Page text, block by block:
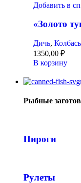
Добавить в
«Золото
Дичь,
1350,00 ₽
В корзину
Рыбные
Пироги
Рулеты